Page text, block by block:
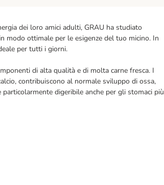
dei loro amici adulti, GRAU ha studiato
modo ottimale per le esigenze del tuo micino. In
per tutti i giorni.
di alta qualità e di molta carne fresca. I
contribuiscono al normale sviluppo di ossa,
digeribile anche per gli stomaci più